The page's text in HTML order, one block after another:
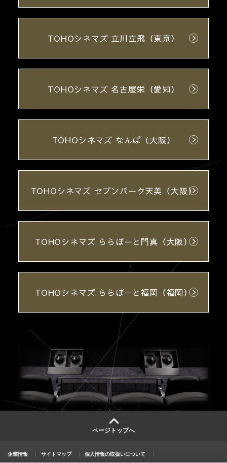
TOHOシネマズ 立川立飛（東京）
TOHOシネマズ 名古屋栄（愛知）
TOHOシネマズ なんば（大阪）
TOHOシネマズ セブンパーク天美（大阪）
TOHOシネマズ ららぽーと門真（大阪）
TOHOシネマズ ららぽーと福岡（福岡）
ページトップへ
企業情報 サイトマップ
個人情報の取扱いについて